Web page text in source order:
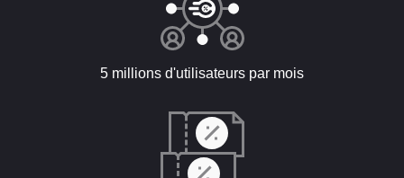
5 millions d'utilisateurs par mois